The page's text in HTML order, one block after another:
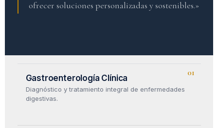
ofrecer soluciones personalizadas y sostenibles.»
01
Gastroenterología Clínica
Diagnóstico y tratamiento integral de enfermedades
digestivas.